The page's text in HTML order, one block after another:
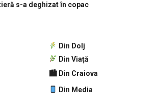
s-a deghizat în copac
Din Dolj
Din Viață
🏙 Din Craiova
Din Media